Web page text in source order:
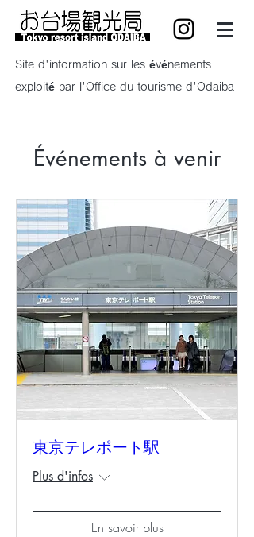
Site d'information sur les événements
exploité par l'Office du tourisme d'Odaiba
Événements à venir
東京テレポート駅
Plus d'infos
En savoir plus